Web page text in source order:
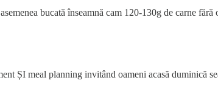
bucată înseamnă cam 120-130g de carne fără
ȘI meal planning invitând oameni acasă duminică